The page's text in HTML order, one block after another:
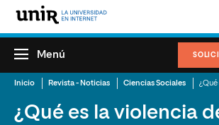
Menú
Inicio Revista - Noticias Ciencias Sociales
¿Qué es la violencia